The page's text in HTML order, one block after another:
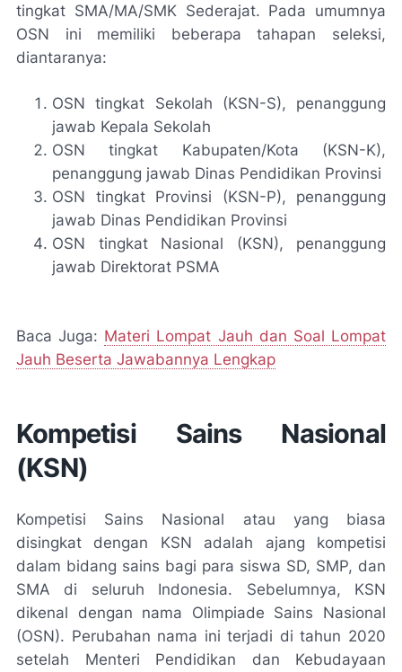
tingkat SMA/MA/SMK Sederajat. Pada umumnya
OSN ini memiliki beberapa tahapan seleksi,
diantaranya:
OSN tingkat Sekolah (KSN-S), penanggung
jawab Kepala Sekolah
OSN tingkat Kabupaten/Kota (KSN-K),
penanggung jawab Dinas Pendidikan Provinsi
OSN tingkat Provinsi (KSN-P), penanggung
jawab Dinas Pendidikan Provinsi
OSN tingkat Nasional (KSN), penanggung
jawab Direktorat PSMA
Baca Juga: Materi Lompat Jauh dan Soal Lompat
Jauh Beserta Jawabannya Lengkap
Kompetisi Sains Nasional
(KSN)
Kompetisi Sains Nasional atau yang biasa
disingkat dengan KSN adalah ajang kompetisi
dalam bidang sains bagi para siswa SD, SMP, dan
SMA di seluruh Indonesia. Sebelumnya, KSN
dikenal dengan nama Olimpiade Sains Nasional
(OSN). Perubahan nama ini terjadi di tahun 2020
setelah Menteri Pendidikan dan Kebudayaan